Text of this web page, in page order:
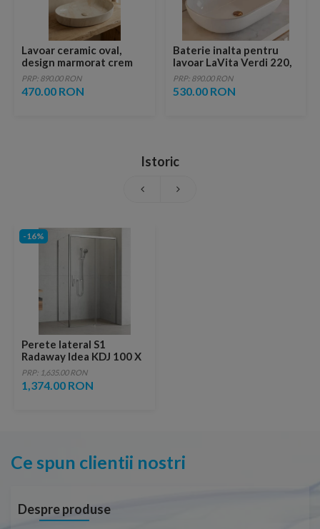
Lavoar ceramic oval,
design marmorat crem
lucios cu vene aurii,
ventil inclus
PRP: 890.00 RON
470.00 RON
Baterie inalta pentru
lavoar LaVita Verdi 220,
fara ventil, brushed
copper
PRP: 890.00 RON
530.00 RON
Istoric
-16%
Perete lateral S1
Radaway Idea KDJ 100 X
200,5 cm, sticla
transparenta
PRP: 1,635.00 RON
1,374.00 RON
Ce spun clientii nostri
Despre produse